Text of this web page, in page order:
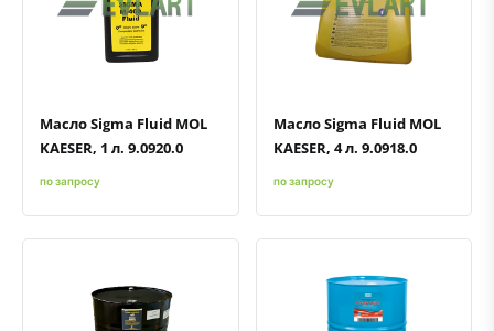
Быстрый просмотрДобавить к сравнению
Масло Sigma Fluid MOL
KAESER, 1 л. 9.0920.0
по запросу
Быстрый просмотрДобавить к сравнению
Добавить в избранное
Масло Sigma Fluid MOL
KAESER, 4 л. 9.0918.0
по запросу